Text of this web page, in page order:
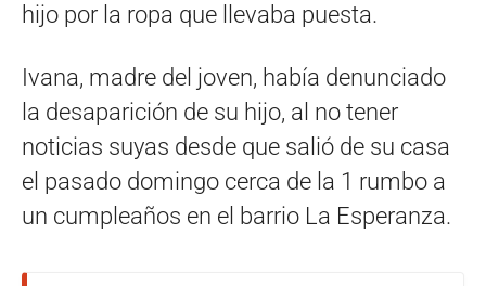
hijo por la ropa que llevaba puesta.
Ivana, madre del joven, había denunciado
la desaparición de su hijo, al no tener
noticias suyas desde que salió de su casa
el pasado domingo cerca de la 1 rumbo a
un cumpleaños en el barrio La Esperanza.